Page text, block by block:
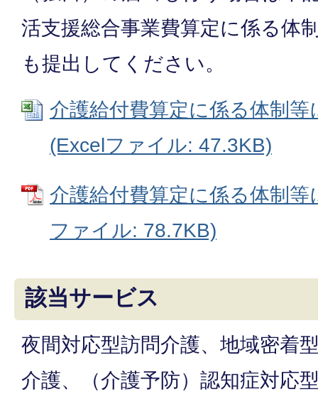
活支援総合事業費算定に係る体
も提出してください。
介護給付費算定に係る体制等
(Excelファイル: 47.3KB)
介護給付費算定に係る体制
ファイル: 78.7KB)
該当サービス
夜間対応型訪問介護、地域密着
介護、（介護予防）認知症対応